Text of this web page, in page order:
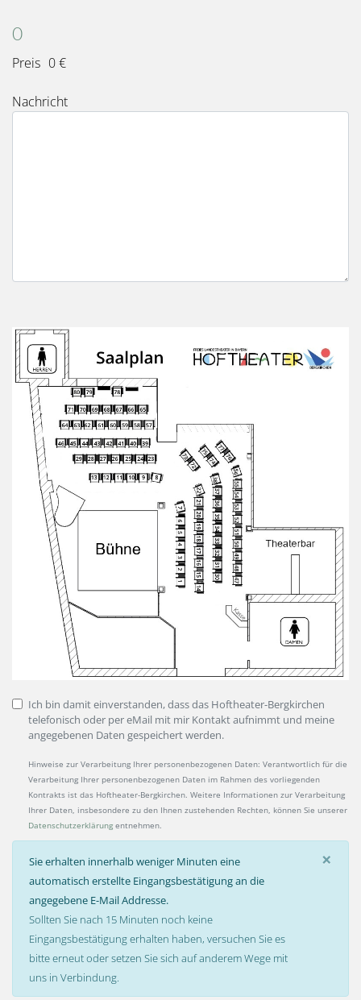
Gesamt
0
Preis 0 €
Nachricht
Bild
Ich bin damit einverstanden, dass das Hoftheater-Bergkirchen
telefonisch oder per eMail mit mir Kontakt aufnimmt und meine
angegebenen Daten gespeichert werden.
Hinweise zur Verarbeitung Ihrer personenbezogenen Daten: Verantwortlich für die
Verarbeitung Ihrer personenbezogenen Daten im Rahmen des vorliegenden
Kontrakts ist das Hoftheater-Bergkirchen. Weitere Informationen zur Verarbeitung
Ihrer Daten, insbesondere zu den Ihnen zustehenden Rechten, können Sie unserer
Datenschutzerklärung entnehmen.
×
Sie erhalten innerhalb weniger Minuten eine
automatisch erstellte Eingangsbestätigung an die
angegebene E-Mail Addresse.
Sollten Sie nach 15 Minuten noch keine
Eingangsbestätigung erhalten haben, versuchen Sie es
bitte erneut oder setzen Sie sich auf anderem Wege mit
uns in Verbindung.